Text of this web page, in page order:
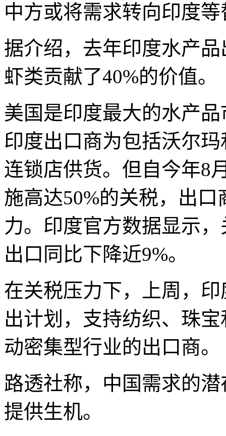
中方或将需求转向印度
据介绍，去年印度水产
虾类贡献了40%的价值。
美国是印度最大的水产
印度出口商为包括沃尔
连锁店供货。但自今年8
施高达50%的关税，出
力。印度官方数据显示
出口同比下降近9%。
在关税压力下，上周，
出计划，支持纺织、珠
动密集型行业的出口商。
路透社称，中国需求的
提供生机。